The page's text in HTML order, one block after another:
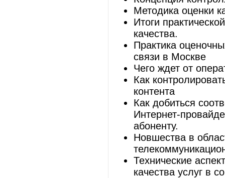
Методика оценки
Итоги
качества.
Практика
связи в Москве
Чего ждет от
Как
контента
Как добиться
Интернет-
абоненту.
Новшества в
Технические
качества услуг в